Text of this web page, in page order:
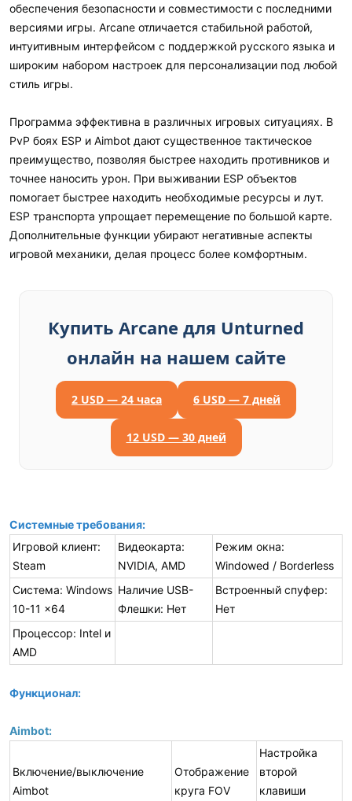
обеспечения безопасности и совместимости с последними
версиями игры. Arcane отличается стабильной работой,
интуитивным интерфейсом с поддержкой русского языка и
широким набором настроек для персонализации под любой
стиль игры.
Программа эффективна в различных игровых ситуациях. В
PvP боях ESP и Aimbot дают существенное тактическое
преимущество, позволяя быстрее находить противников и
точнее наносить урон. При выживании ESP объектов
помогает быстрее находить необходимые ресурсы и лут.
ESP транспорта упрощает перемещение по большой карте.
Дополнительные функции убирают негативные аспекты
игровой механики, делая процесс более комфортным.
Купить Arcane для Unturned
онлайн на нашем сайте
2 USD — 24 часа 6 USD — 7 дней
12 USD — 30 дней
Системные требования:
Игровой клиент:
Steam
Видеокарта:
NVIDIA, AMD
Режим окна:
Windowed / Borderless
Система: Windows
10-11 x64
Наличие USB-
Флешки: Нет
Встроенный спуфер:
Нет
Процессор: Intel и
AMD
Функционал:
Aimbot:
Включение/выключение
Aimbot
Отображение
круга FOV
Настройка
второй
клавиши